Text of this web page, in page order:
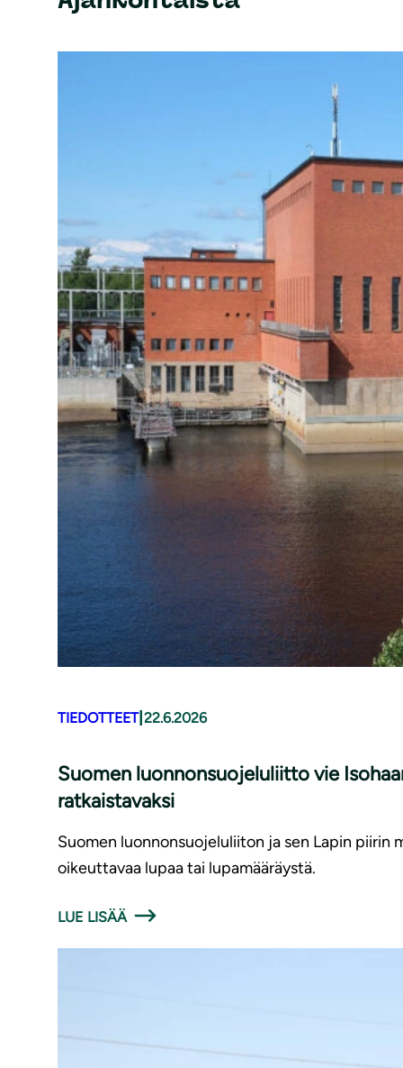
TIEDOTTEET| 22.6.2026
Suomen luonnonsuojeluliitto vie
ratkaistavaksi
Suomen luonnonsuojeluliiton ja sen Lapin piirin
oikeuttavaa lupaa tai lupamääräystä.
LUE LISÄÄ